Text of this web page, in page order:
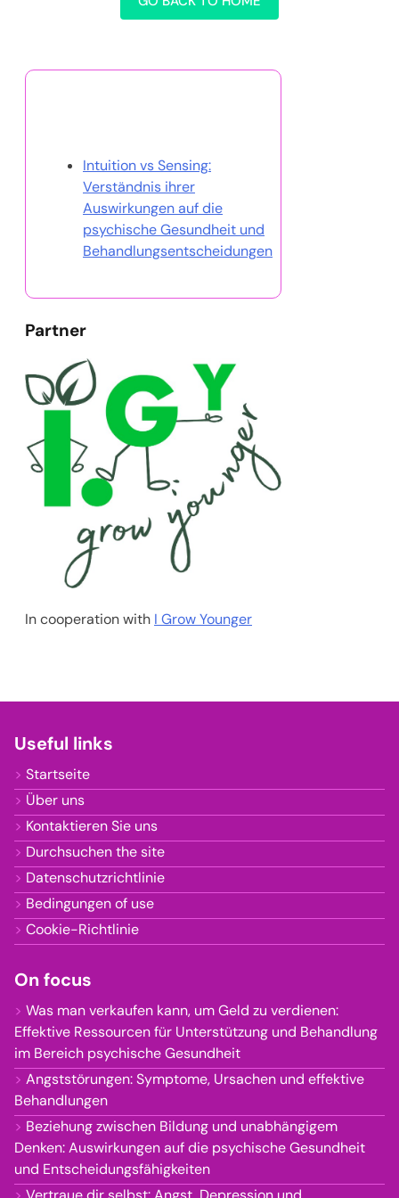
Intuition vs Sensing:
Verständnis ihrer
Auswirkungen auf die
psychische Gesundheit und
Behandlungsentscheidungen
Partner
In cooperation with I Grow Younger
Useful links
Startseite
Über uns
Kontaktieren Sie uns
Durchsuchen the site
Datenschutzrichtlinie
Bedingungen of use
Cookie-Richtlinie
On focus
Was man verkaufen kann, um Geld zu verdienen:
Effektive Ressourcen für Unterstützung und Behandlung
im Bereich psychische Gesundheit
Angststörungen: Symptome, Ursachen und effektive
Behandlungen
Beziehung zwischen Bildung und unabhängigem
Denken: Auswirkungen auf die psychische Gesundheit
und Entscheidungsfähigkeiten